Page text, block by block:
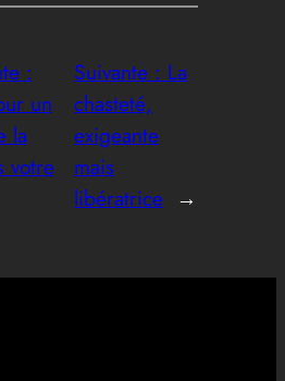
:
un
la
votre
Suivante : La
chasteté,
exigeante
mais
libératrice →